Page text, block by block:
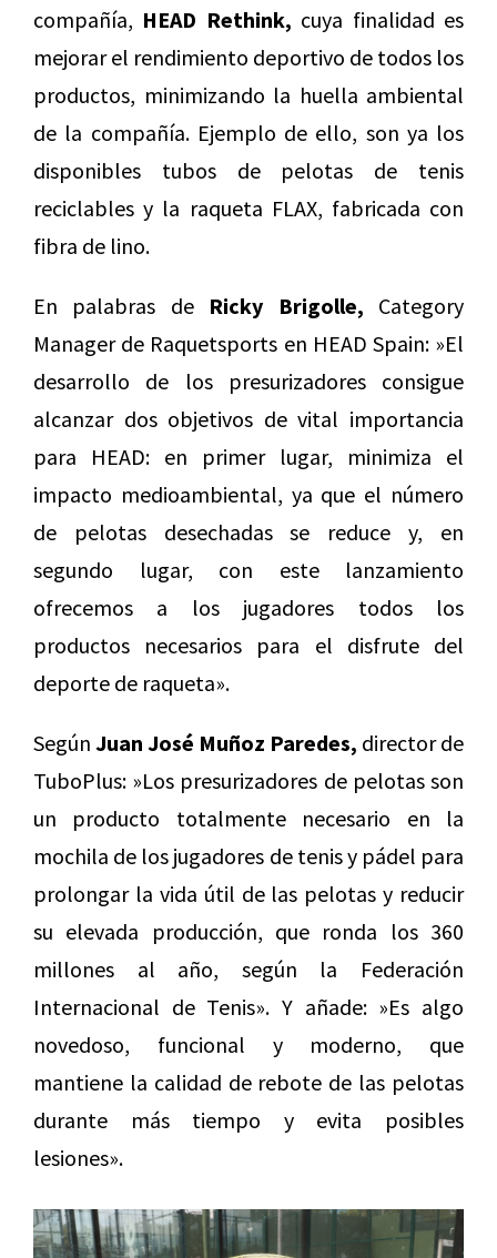
compañía, HEAD Rethink, cuya finalidad es
mejorar el rendimiento deportivo de todos los
productos, minimizando la huella ambiental
de la compañía. Ejemplo de ello, son ya los
disponibles tubos de pelotas de tenis
reciclables y la raqueta FLAX, fabricada con
fibra de lino.
En palabras de Ricky Brigolle, Category
Manager de Raquetsports en HEAD Spain: »El
desarrollo de los presurizadores consigue
alcanzar dos objetivos de vital importancia
para HEAD: en primer lugar, minimiza el
impacto medioambiental, ya que el número
de pelotas desechadas se reduce y, en
segundo lugar, con este lanzamiento
ofrecemos a los jugadores todos los
productos necesarios para el disfrute del
deporte de raqueta».
Según Juan José Muñoz Paredes, director de
TuboPlus: »Los presurizadores de pelotas son
un producto totalmente necesario en la
mochila de los jugadores de tenis y pádel para
prolongar la vida útil de las pelotas y reducir
su elevada producción, que ronda los 360
millones al año, según la Federación
Internacional de Tenis». Y añade: »Es algo
novedoso, funcional y moderno, que
mantiene la calidad de rebote de las pelotas
durante más tiempo y evita posibles
lesiones».